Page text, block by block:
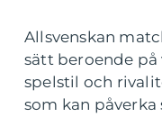
Allsvenskan
sätt beroende på
spelstil och
som kan